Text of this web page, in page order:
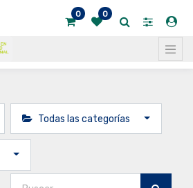
0 0
Todas las categorías